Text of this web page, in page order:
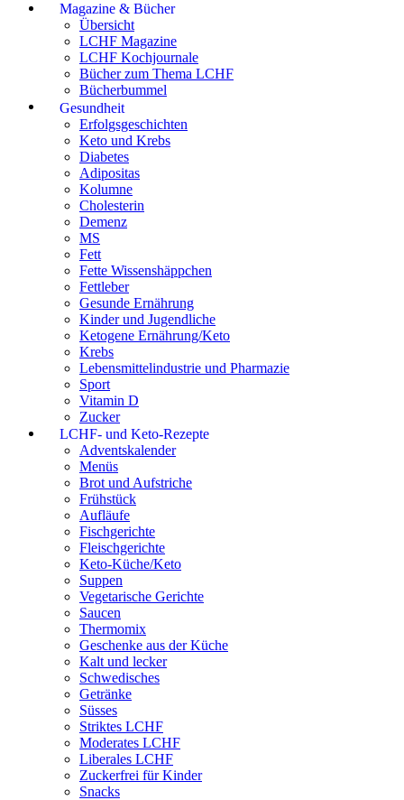
Magazine & Bücher
Übersicht
LCHF Magazine
LCHF Kochjournale
Bücher zum Thema LCHF
Bücherbummel
Gesundheit
Erfolgsgeschichten
Keto und Krebs
Diabetes
Adipositas
Kolumne
Cholesterin
Demenz
MS
Fett
Fette Wissenshäppchen
Fettleber
Gesunde Ernährung
Kinder und Jugendliche
Ketogene Ernährung/Keto
Krebs
Lebensmittelindustrie und Pharmazie
Sport
Vitamin D
Zucker
LCHF- und Keto-Rezepte
Adventskalender
Menüs
Brot und Aufstriche
Frühstück
Aufläufe
Fischgerichte
Fleischgerichte
Keto-Küche/Keto
Suppen
Vegetarische Gerichte
Saucen
Thermomix
Geschenke aus der Küche
Kalt und lecker
Schwedisches
Getränke
Süsses
Striktes LCHF
Moderates LCHF
Liberales LCHF
Zuckerfrei für Kinder
Snacks